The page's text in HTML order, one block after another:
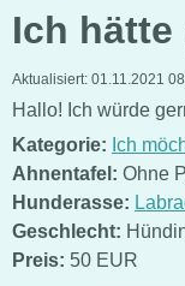
Ich hätte
Aktualisiert: 01.11.2021
Hallo! Ich würde
Kategorie: Ich
Ahnentafel: Ohne
Hunderasse:
Geschlecht:
Preis: 50 EUR